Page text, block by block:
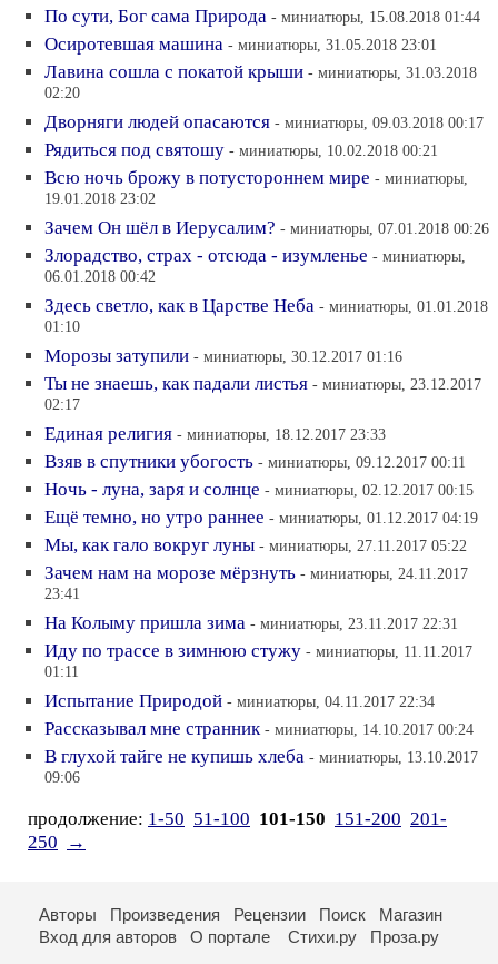
По сути, Бог сама Природа - миниатюры, 15.08.2018 01:44
Осиротевшая машина - миниатюры, 31.05.2018 23:01
Лавина сошла с покатой крыши - миниатюры, 31.03.2018
02:20
Дворняги людей опасаются - миниатюры, 09.03.2018 00:17
Рядиться под святошу - миниатюры, 10.02.2018 00:21
Всю ночь брожу в потустороннем мире - миниатюры,
19.01.2018 23:02
Зачем Он шёл в Иерусалим? - миниатюры, 07.01.2018 00:26
Злорадство, страх - отсюда - изумленье - миниатюры,
06.01.2018 00:42
Здесь светло, как в Царстве Неба - миниатюры, 01.01.2018
01:10
Морозы затупили - миниатюры, 30.12.2017 01:16
Ты не знаешь, как падали листья - миниатюры, 23.12.2017
02:17
Единая религия - миниатюры, 18.12.2017 23:33
Взяв в спутники убогость - миниатюры, 09.12.2017 00:11
Ночь - луна, заря и солнце - миниатюры, 02.12.2017 00:15
Ещё темно, но утро раннее - миниатюры, 01.12.2017 04:19
Мы, как гало вокруг луны - миниатюры, 27.11.2017 05:22
Зачем нам на морозе мёрзнуть - миниатюры, 24.11.2017
23:41
На Колыму пришла зима - миниатюры, 23.11.2017 22:31
Иду по трассе в зимнюю стужу - миниатюры, 11.11.2017
01:11
Испытание Природой - миниатюры, 04.11.2017 22:34
Рассказывал мне странник - миниатюры, 14.10.2017 00:24
В глухой тайге не купишь хлеба - миниатюры, 13.10.2017
09:06
продолжение: 1-50 51-100 101-150 151-200 201-
250
→
Авторы Произведения Рецензии Поиск
Магазин
Вход для авторов
О портале Стихи.ру Проза.ру